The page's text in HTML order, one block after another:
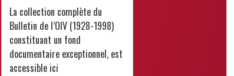
La collection complète du
Bulletin de l’OIV (1928-1998)
constituant un fond
documentaire exceptionnel, est
accessible ici